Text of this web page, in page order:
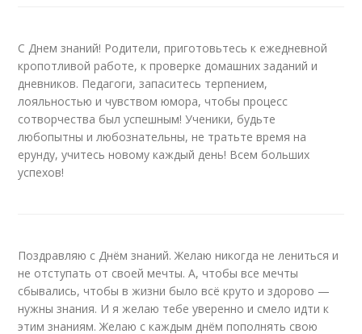
С Днем знаний! Родители, приготовьтесь к ежедневной
кропотливой работе, к проверке домашних заданий и
дневников. Педагоги, запаситесь терпением,
лояльностью и чувством юмора, чтобы процесс
сотворчества был успешным! Ученики, будьте
любопытны и любознательны, не тратьте время на
ерунду, учитесь новому каждый день! Всем больших
успехов!
Поздравляю с Днём знаний. Желаю никогда не лениться и
не отступать от своей мечты. А, чтобы все мечты
сбывались, чтобы в жизни было всё круто и здорово —
нужны знания. И я желаю тебе уверенно и смело идти к
этим знаниям. Желаю с каждым днём пополнять свою